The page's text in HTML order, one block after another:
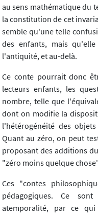
au sens mathématique du
la constitution de cet
semble qu'une telle
des enfants, mais
l'antiquité, et au-delà.
Ce conte pourrait donc
lecteurs enfants, les
nombre, telle que
dont on modifie la
l'hétérogénéité des
Quant au zéro, on peut
proposant des additions
"zéro moins quelque
Ces "contes
pédagogiques. Ce
atemporalité, par ce